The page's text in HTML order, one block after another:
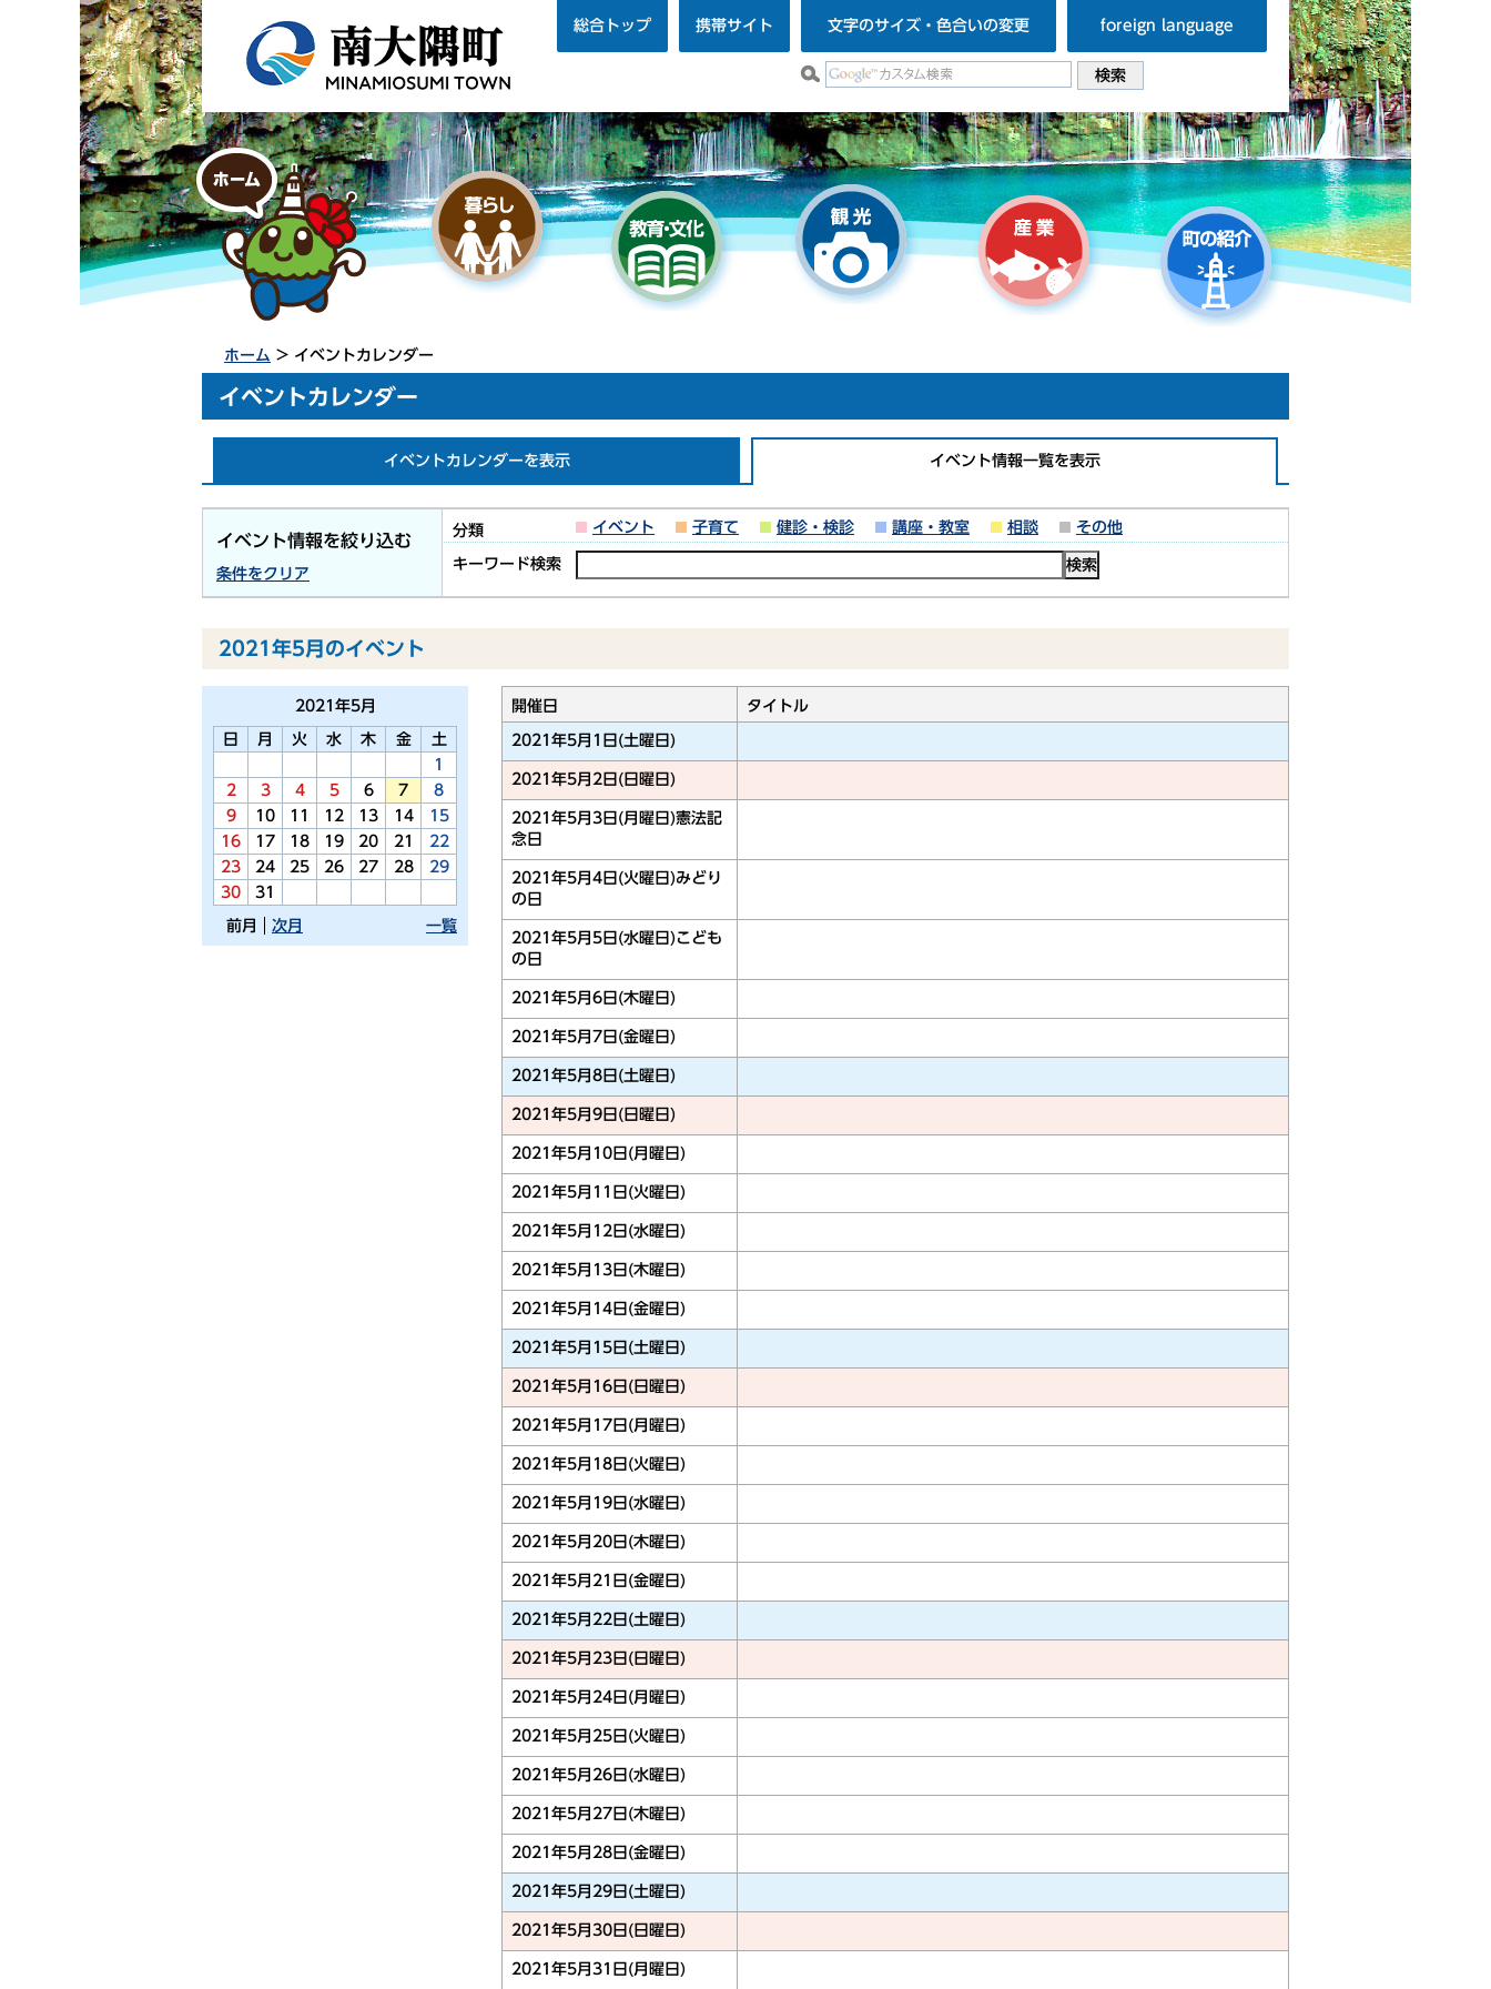
総合トップ 携帯サイト 文字のサイズ・色合いの変更 foreign language
ホーム > イベントカレンダー
イベントカレンダー
イベントカレンダーを表示 イベント情報一覧を表示
イベント情報を絞り込む
条件をクリア
分類 イベント 子育て 健診・検診 講座・教室 相談 その他
キーワード検索
2021年5月のイベント
2021年5月
日 月 火 水 木 金
土
1
2
3 4 5 6 7
8
9
10 11 12 13 14
15
16
17 18 19 20 21
22
23
24 25 26 27 28
29
30
31
前月 一覧
次月
開催日 タイトル
2021年5月1日(土曜日)
2021年5月2日(日曜日)
2021年5月3日(月曜日)憲法記
念日
2021年5月4日(火曜日)みどり
の日
2021年5月5日(水曜日)こども
の日
2021年5月6日(木曜日)
2021年5月7日(金曜日)
2021年5月8日(土曜日)
2021年5月9日(日曜日)
2021年5月10日(月曜日)
2021年5月11日(火曜日)
2021年5月12日(水曜日)
2021年5月13日(木曜日)
2021年5月14日(金曜日)
2021年5月15日(土曜日)
2021年5月16日(日曜日)
2021年5月17日(月曜日)
2021年5月18日(火曜日)
2021年5月19日(水曜日)
2021年5月20日(木曜日)
2021年5月21日(金曜日)
2021年5月22日(土曜日)
2021年5月23日(日曜日)
2021年5月24日(月曜日)
2021年5月25日(火曜日)
2021年5月26日(水曜日)
2021年5月27日(木曜日)
2021年5月28日(金曜日)
2021年5月29日(土曜日)
2021年5月30日(日曜日)
2021年5月31日(月曜日)